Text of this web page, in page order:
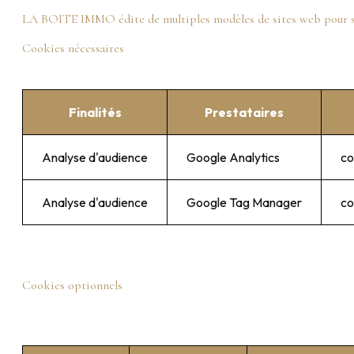
LA BOITE IMMO édite de multiples modèles de sites web pour
Cookies nécessaires
Finalités Prestataires
Analyse d'audience Google Analytics
Analyse d'audience Google Tag Manager
Cookies optionnels